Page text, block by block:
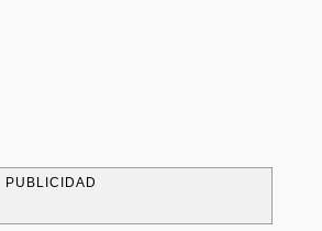
PUBLICIDAD